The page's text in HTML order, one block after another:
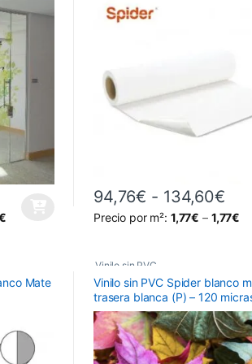
de precios: desde 89,24€
variantes. Las opciones se pueden elegir en
Vinilos Monoméricos Spider
94,76€ - 134,60€
Precio por m²: 1,77€ – 1,77€
Este producto tiene múltiples
Mate
Vinilo sin PVC
Vinilo sin PVC Spider blanco
trasera blanca (P) – 120